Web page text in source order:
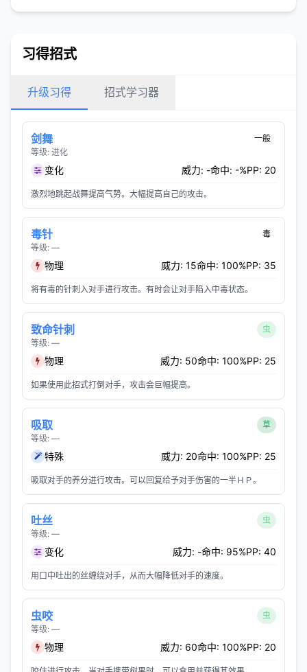
习得招式
升级习得 招式学习器
剑舞
等级: 进化
一般
变化 威力: -命中: -%PP: 20
激烈地跳起战舞提高气势。大幅提高自己的攻击。
毒针
等级: —
毒
物理 威力: 15命中: 100%PP: 35
将有毒的针刺入对手进行攻击。有时会让对手陷入中毒状态。
致命针刺
等级: —
虫
物理 威力: 50命中: 100%PP: 25
如果使用此招式打倒对手，攻击会巨幅提高。
吸取
等级: —
草
特殊 威力: 20命中: 100%PP: 25
吸取对手的养分进行攻击。可以回复给予对手伤害的一半ＨＰ。
吐丝
等级: —
虫
变化 威力: -命中: 95%PP: 40
用口中吐出的丝缠绕对手，从而大幅降低对手的速度。
虫咬
等级: —
虫
物理 威力: 60命中: 100%PP: 20